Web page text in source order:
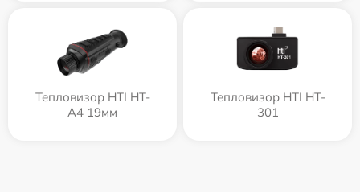
Тепловизор HTI HT-
A4 19мм
Тепловизор HTI HT-
301